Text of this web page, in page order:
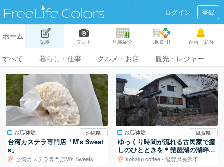
ログイン 登録
ホーム
記事 フォト 地域紹介 地域PR 企画・案内
すべて 暮らし・仕事 グルメ・お店 観光・レジャー
お店/体験 沖縄県
台湾カステラ専門店「M’s Sweet
s」
台湾カステラ専門店M’s Sweets
お店/体験 滋賀県
ゆっくり時間が流れる古民家で癒
しのひとときを＊琵琶湖の湖畔カ
フェ「kohaku coffee」
kohaku coffee - 滋賀県長浜市